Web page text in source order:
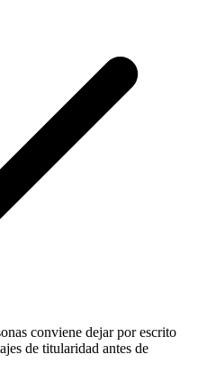
conviene dejar por escrito
de titularidad antes de